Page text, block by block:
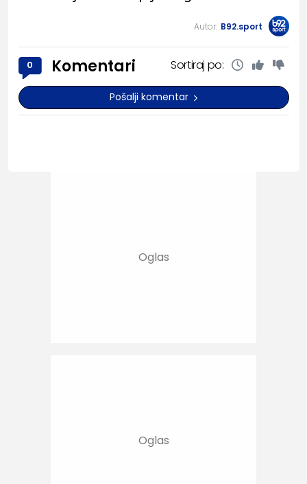
Autor: B92.sport
0 Komentari Sortiraj po:
Pošalji komentar